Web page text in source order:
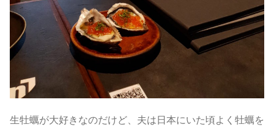
生牡蠣が大好きなのだけど、夫は日本にいた頃よく牡蠣を